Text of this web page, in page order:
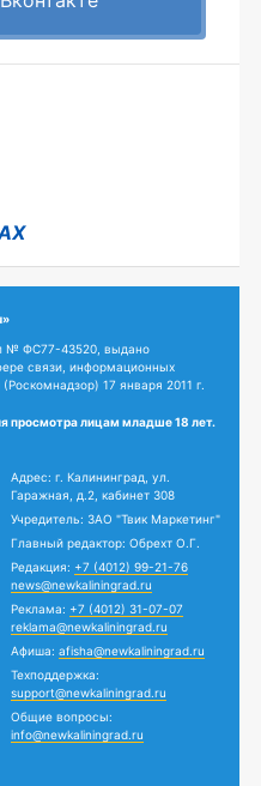
№ ФС77-43520, выдано
связи, информационных
17 января 2011 г.
просмотра лицам младше 18 лет.
Адрес: г. Калининград, ул.
Гаражная, д.2, кабинет 308
Учредитель: ЗАО "Твик Маркетинг"
Главный редактор: Обрехт О.Г.
Редакция: +7 (4012) 99-21-76
news@newkaliningrad.ru
Реклама: +7 (4012) 31-07-07
reklama@newkaliningrad.ru
Афиша: afisha@newkaliningrad.ru
Техподдержка:
support@newkaliningrad.ru
Общие вопросы:
info@newkaliningrad.ru